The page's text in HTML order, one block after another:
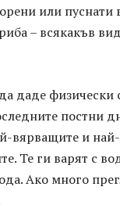
или пуснати
– всякакъв
даде физически
постни
вярващите и
Те ги варят с
Ако много